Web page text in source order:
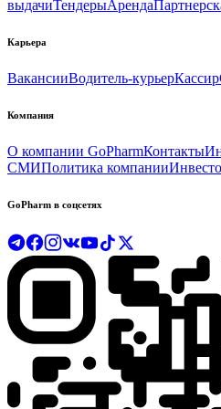
выдачиТендерыАренда
Карьера
ВакансииВодитель-курьерКассир
Компания
О компании GoPharmКонтакты
СМИПолитика компании
GoPharm в соцсетях